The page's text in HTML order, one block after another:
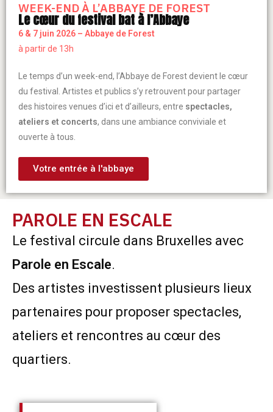
WEEK-END À L’ABBAYE DE FOREST
Le cœur du festival bat à l’Abbaye
6 & 7 juin 2026 – Abbaye de Forest
à partir de 13h
Le temps d’un week-end, l’Abbaye de Forest devient le cœur
du festival. Artistes et publics s’y retrouvent pour partager
des histoires venues d’ici et d’ailleurs, entre spectacles,
ateliers et concerts, dans une ambiance conviviale et
ouverte à tous.
Votre entrée à l'abbaye
PAROLE EN ESCALE
Le festival circule dans Bruxelles avec
Parole en Escale.
Des artistes investissent plusieurs lieux
partenaires pour proposer spectacles,
ateliers et rencontres au cœur des
quartiers.